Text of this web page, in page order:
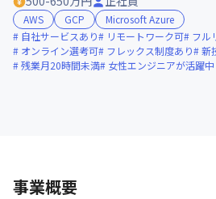
AWS GCP
Microsoft Azure
自社サービスあり
リモートワーク可 フル
オンライン選考可
フレックス制度あり
新
残業月20時間未満
女性エンジニアが活躍中
事業概要